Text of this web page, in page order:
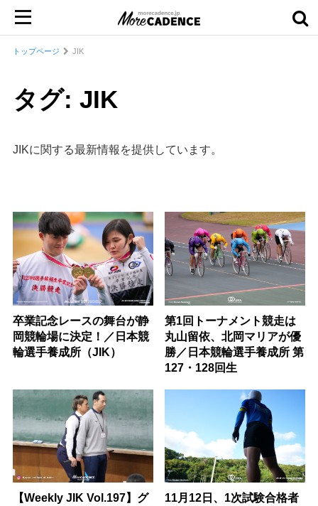
トップページ JIK
タグ: JIK
JIKに関する最新情報を提供しています。
卒業記念レースの舞台が静
岡競輪場に決定！／日本競
輪選手養成所（JIK）
第1回トーナメント競走は
丸山留依、北岡マリアが優
勝／日本競輪選手養成所 第
127・128回生
【Weekly JIK Vol.197】グ
11月12日、1次試験合格者